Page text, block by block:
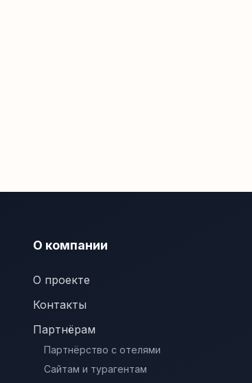
О компании
О проекте
Контакты
Партнёрам
Партнёрство с отелями
Сайтам и турагентам